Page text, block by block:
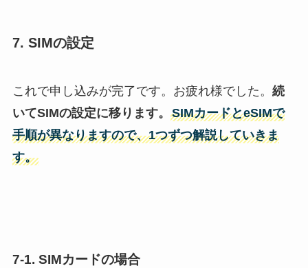
7. SIMの設定
これで申し込みが完了です。お疲れ様でした。 続
いてSIMの設定に移ります。 SIMカードとeSIMで
手順が異なりますので、1つずつ解説していきま
す。
7-1. SIMカードの場合